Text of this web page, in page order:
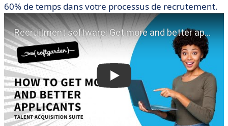
60% de temps dans votre processus de recrutement.